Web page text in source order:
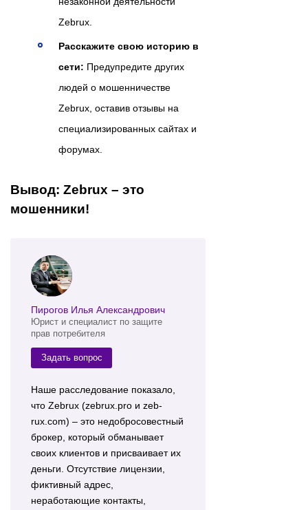
Zebrux.
Расскажите свою историю в
сети: Предупредите других
людей о мошенничестве
Zebrux, оставив отзывы на
специализированных сайтах и
форумах.
Вывод: Zebrux – это
мошенники!
Пирогов Илья Александрович
Юрист и специалист по защите
прав потребителя
Задать вопрос
Наше расследование показало,
что Zebrux (zebrux.pro и zeb-
rux.com) – это недобросовестный
брокер, который обманывает
своих клиентов и присваивает их
деньги. Отсутствие лицензии,
фиктивный адрес,
неработающие контакты,